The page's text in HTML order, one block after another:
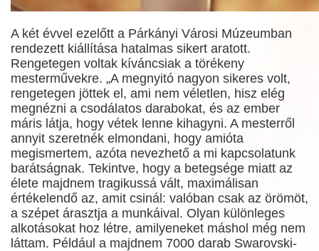
A két évvel ezelőtt a Párkányi Városi Múzeumban
rendezett kiállítása hatalmas sikert aratott.
Rengetegen voltak kíváncsiak a törékeny
mesterművekre. „A megnyitó nagyon sikeres volt,
rengetegen jöttek el, ami nem véletlen, hisz elég
megnézni a csodálatos darabokat, és az ember
máris látja, hogy vétek lenne kihagyni. A mesterről
annyit szeretnék elmondani, hogy amióta
megismertem, azóta nevezhető a mi kapcsolatunk
barátságnak. Tekintve, hogy a betegsége miatt az
élete majdnem tragikussá vált, maximálisan
értékelendő az, amit csinál: valóban csak az örömöt,
a szépet árasztja a munkáival. Olyan különleges
alkotásokat hoz létre, amilyeneket máshol még nem
láttam. Például a majdnem 7000 darab Swarovski-